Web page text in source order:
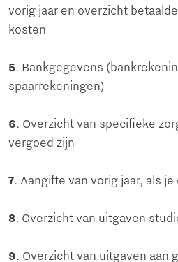
vorig jaar en overzicht
kosten
5. Bankgegevens
spaarrekeningen)
6. Overzicht van specifieke
vergoed zijn
7. Aangifte van vorig jaar, als
8. Overzicht van uitgaven
9. Overzicht van uitgaven aan